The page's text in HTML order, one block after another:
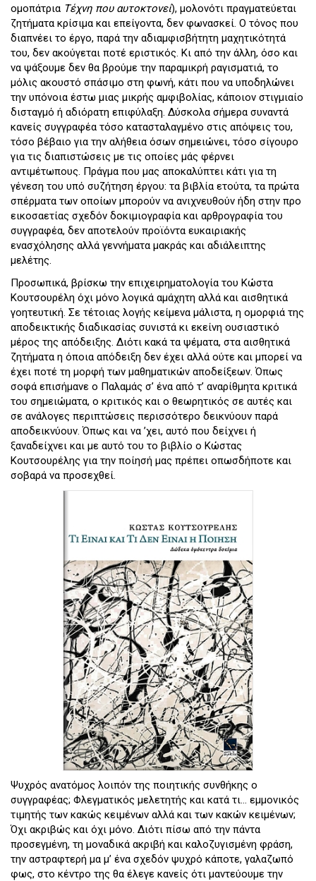
ομοπάτρια Τέχνη που αυτοκτονεί), μολονότι πραγματεύεται
ζητήματα κρίσιμα και επείγοντα, δεν φωνασκεί. Ο τόνος που
διαπνέει το έργο, παρά την αδιαμφισβήτητη μαχητικότητά
του, δεν ακούγεται ποτέ εριστικός. Κι από την άλλη, όσο και
να ψάξουμε δεν θα βρούμε την παραμικρή ραγισματιά, το
μόλις ακουστό σπάσιμο στη φωνή, κάτι που να υποδηλώνει
την υπόνοια έστω μιας μικρής αμφιβολίας, κάποιον στιγμιαίο
δισταγμό ή αδιόρατη επιφύλαξη. Δύσκολα σήμερα συναντά
κανείς συγγραφέα τόσο κατασταλαγμένο στις απόψεις του,
τόσο βέβαιο για την αλήθεια όσων σημειώνει, τόσο σίγουρο
για τις διαπιστώσεις με τις οποίες μάς φέρνει
αντιμέτωπους. Πράγμα που μας αποκαλύπτει κάτι για τη
γένεση του υπό συζήτηση έργου: τα βιβλία ετούτα, τα πρώτα
σπέρματα των οποίων μπορούν να ανιχνευθούν ήδη στην προ
εικοσαετίας σχεδόν δοκιμιογραφία και αρθρογραφία του
συγγραφέα, δεν αποτελούν προϊόντα ευκαιριακής
ενασχόλησης αλλά γεννήματα μακράς και αδιάλειπτης
μελέτης.
Προσωπικά, βρίσκω την επιχειρηματολογία του Κώστα
Κουτσουρέλη όχι μόνο λογικά αμάχητη αλλά και αισθητικά
γοητευτική. Σε τέτοιας λογής κείμενα μάλιστα, η ομορφιά της
αποδεικτικής διαδικασίας συνιστά κι εκείνη ουσιαστικό
μέρος της απόδειξης. Διότι κακά τα ψέματα, στα αισθητικά
ζητήματα η όποια απόδειξη δεν έχει αλλά ούτε και μπορεί να
έχει ποτέ τη μορφή των μαθηματικών αποδείξεων. Όπως
σοφά επισήμανε ο Παλαμάς σ’ ένα από τ’ αναρίθμητα κριτικά
του σημειώματα, ο κριτικός και ο θεωρητικός σε αυτές και
σε ανάλογες περιπτώσεις περισσότερο δεικνύουν παρά
αποδεικνύουν. Όπως και να ’χει, αυτό που δείχνει ή
ξαναδείχνει και με αυτό του το βιβλίο ο Κώστας
Κουτσουρέλης για την ποίησή μας πρέπει οπωσδήποτε και
σοβαρά να προσεχθεί.
Ψυχρός ανατόμος λοιπόν της ποιητικής συνθήκης ο
συγγραφέας; Φλεγματικός μελετητής και κατά τι… εμμονικός
τιμητής των κακώς κειμένων αλλά και των κακών κειμένων;
Όχι ακριβώς και όχι μόνο. Διότι πίσω από την πάντα
προσεγμένη, τη μοναδικά ακριβή και καλοζυγισμένη φράση,
την αστραφτερή μα μ’ ένα σχεδόν ψυχρό κάποτε, γαλαζωπό
φως, στο κέντρο της θα έλεγε κανείς ότι μαντεύουμε την